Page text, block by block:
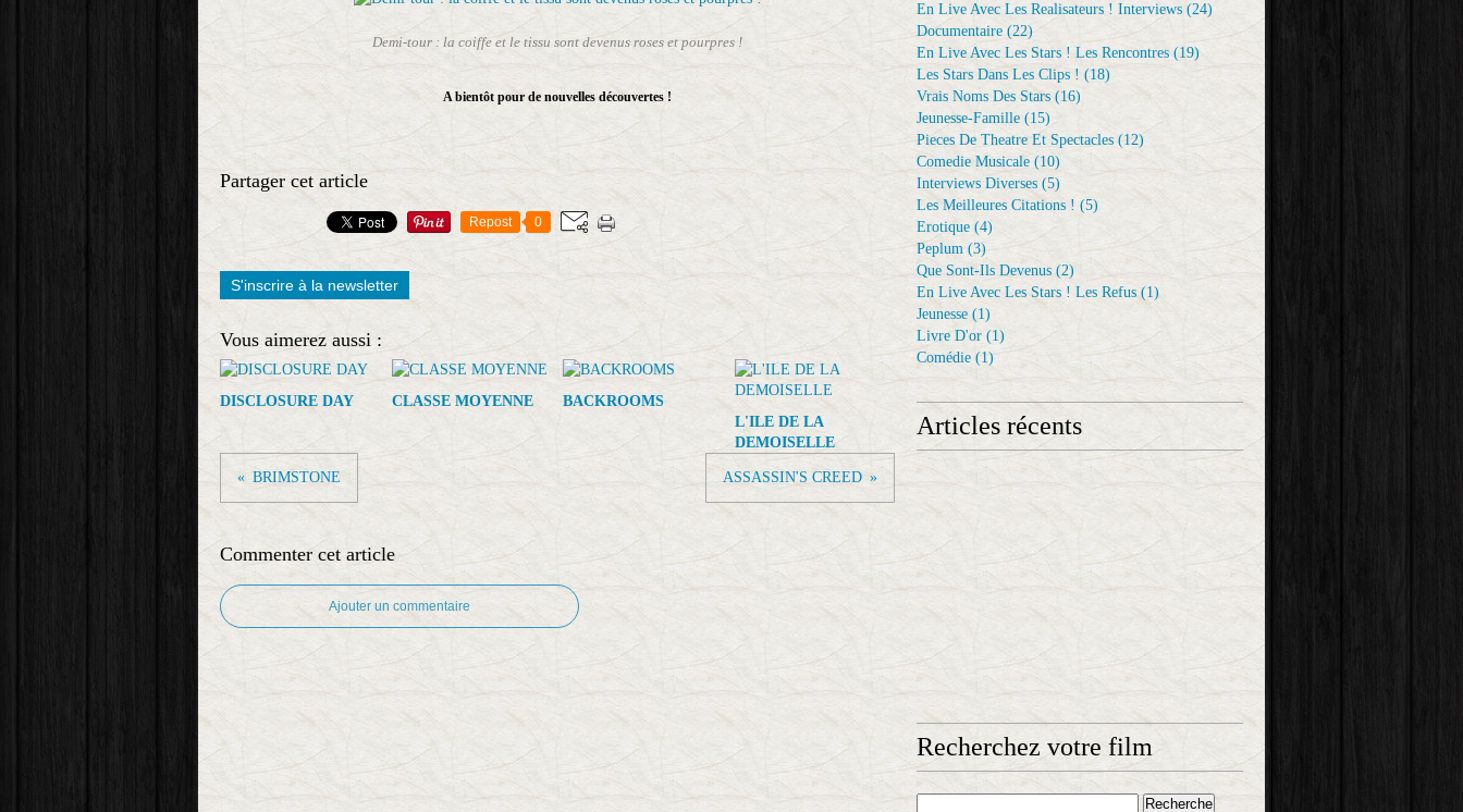
Demi-tour : la coiffe et le tissu sont devenus roses et pourpres !
A bientôt pour de nouvelles découvertes !
Partager cet article
Repost 0
S'inscrire à la newsletter
Vous aimerez aussi :
DISCLOSURE DAY CLASSE MOYENNE
BACKROOMS
L'ILE DE LA
DEMOISELLE
BRIMSTONE ASSASSIN'S CREED
Commenter cet article
Ajouter un commentaire
En Live Avec Les Realisateurs ! Interviews (24)
Documentaire (22)
En Live Avec Les Stars ! Les Rencontres (19)
Les Stars Dans Les Clips ! (18)
Vrais Noms Des Stars (16)
Jeunesse-Famille (15)
Pieces De Theatre Et Spectacles (12)
Comedie Musicale (10)
Interviews Diverses (5)
Les Meilleures Citations ! (5)
Erotique (4)
Peplum (3)
Que Sont-Ils Devenus (2)
En Live Avec Les Stars ! Les Refus (1)
Jeunesse (1)
Livre D'or (1)
Comédie (1)
Articles récents
Recherchez votre film